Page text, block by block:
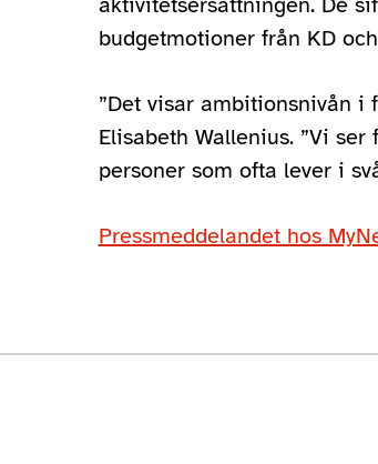
budgetmotioner från KD
”Det visar ambitionsnivån i
Elisabeth Wallenius. ”Vi
personer som ofta lever i
Pressmeddelandet hos